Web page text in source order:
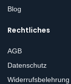
Blog
Rechtliches
AGB
Datenschutz
Widerrufsbelehrung